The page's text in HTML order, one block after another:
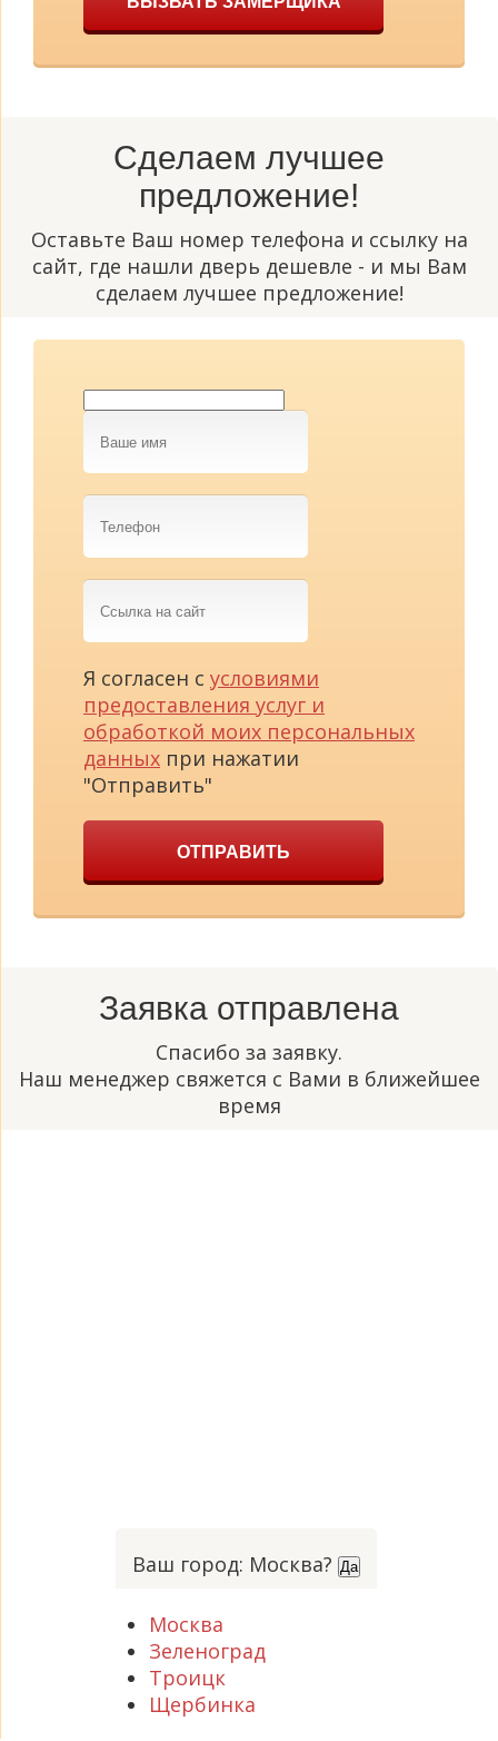
Сделаем лучшее
предложение!
Оставьте Ваш номер телефона и ссылку на
сайт, где нашли дверь дешевле - и мы Вам
сделаем лучшее предложение!
Ваше
имя
Телефон
Ссылка
на
сайт
Я согласен с условиями
предоставления услуг и
обработкой моих персональных
данных при нажатии
"Отправить"
ОТПРАВИТЬ
Заявка отправлена
Спасибо за заявку.
Наш менеджер свяжется с Вами в ближейшее
время
Ваш город: Москва? Да
Москва
Зеленоград
Троицк
Щербинка